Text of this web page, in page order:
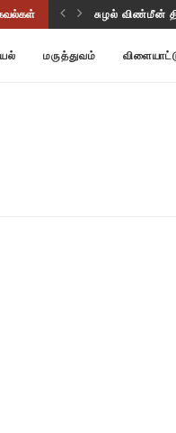
சுழல் விண்மீன்
மருத்துவம்